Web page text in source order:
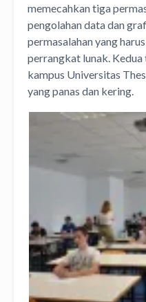
memecahkan tiga
pengolahan data dan
permasalahan yang
perrangkat lunak.
kampus Universitas
yang panas dan kering.